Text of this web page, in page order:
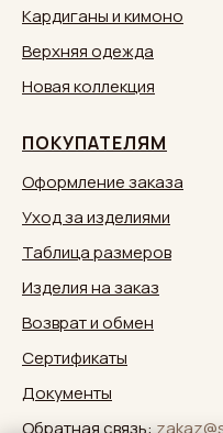
Кардиганы и кимоно
Верхняя одежда
Новая коллекция
ПОКУПАТЕЛЯМ
Оформление заказа
Уход за изделиями
Таблица размеров
Изделия на заказ
Возврат и обмен
Сертификаты
Документы
Обратная связь: